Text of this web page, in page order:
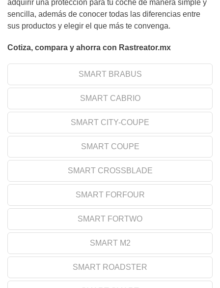
adquirir una protección para tu coche de manera simple y
sencilla, además de conocer todas las diferencias entre
sus productos y elegir el que más te convenga.
Cotiza, compara y ahorra con Rastreator.mx
SMART BRABUS
SMART CABRIO
SMART CITY-COUPE
SMART COUPE
SMART CROSSBLADE
SMART FORFOUR
SMART FORTWO
SMART M2
SMART ROADSTER